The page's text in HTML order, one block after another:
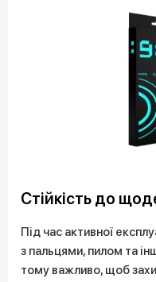
Стійкість до
Під час активної
з пальцями, пилом та
тому важливо, щоб